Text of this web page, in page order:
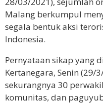
Malang berkumpul
segala bentuk aksi
Indonesia.
Pernyataan sikap yang
Kertanegara, Senin
sekurangnya 30
komunitas, dan